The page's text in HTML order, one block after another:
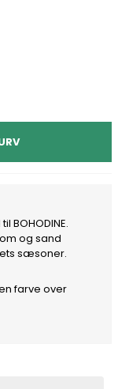
BOHODINE.
og sand
sæsoner.
farve over